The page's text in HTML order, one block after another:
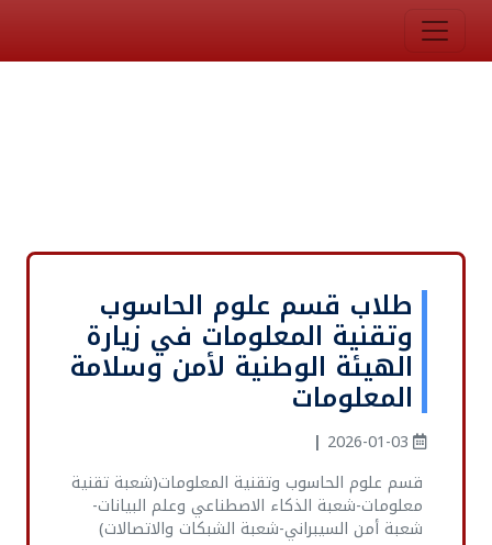
طلاب قسم علوم الحاسوب
وتقنية المعلومات في زيارة
الهيئة الوطنية لأمن وسلامة
المعلومات
2026-01-03
|
قسم علوم الحاسوب وتقنية المعلومات(شعبة تقنية
معلومات-شعبة الذكاء الاصطناعي وعلم البيانات-
شعبة أمن السيبراني-شعبة الشبكات والاتصالات)